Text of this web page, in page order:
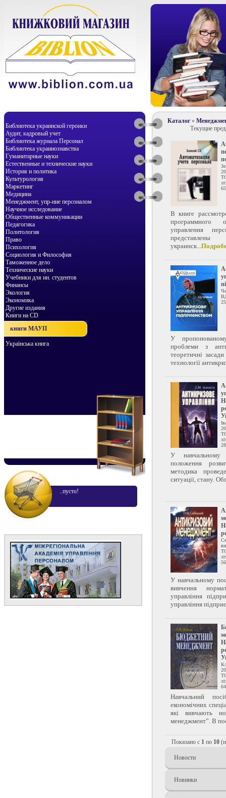
Библиотека украинской героики
Аудит, кадровый учет
Библиотека журнала Персонал
Библиотека украинознавства
Гуманитарные науки
Естественные и технические науки
История и политика
Культурология
Маркетинг
Медицина
Менеджмент, упр-ние персоналом
Научное исследование
Общественные коммуникации
Педагогика
Политология
Право
Психология
Социология и Философия
Таможенное дело
Технические науки
Учебники для ин. студентов
Финансы
Экология
Экономика
Другие издания
Книги на CD
книги МАУП
Українська книга
..пусто!
Каталог»
Текущие
В книге
программного
управления
украинск...
У
проблеми з
теоретичні
технології
У навчальному
положення
методика
ситуації, стану.
У навчальному
вивчення
управління
управління
Навчальний
економічних
які вивчають
менеджмент”. В
Показано с 1 по 10
Новости
Новинки